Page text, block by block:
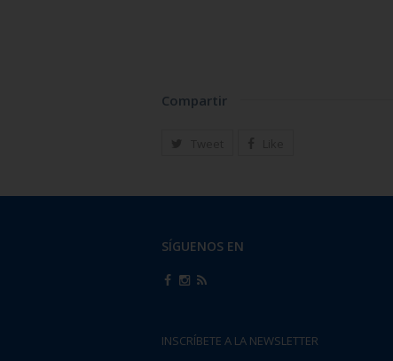
Compartir
SÍGUENOS EN
INSCRÍBETE A LA NEWSLETTER